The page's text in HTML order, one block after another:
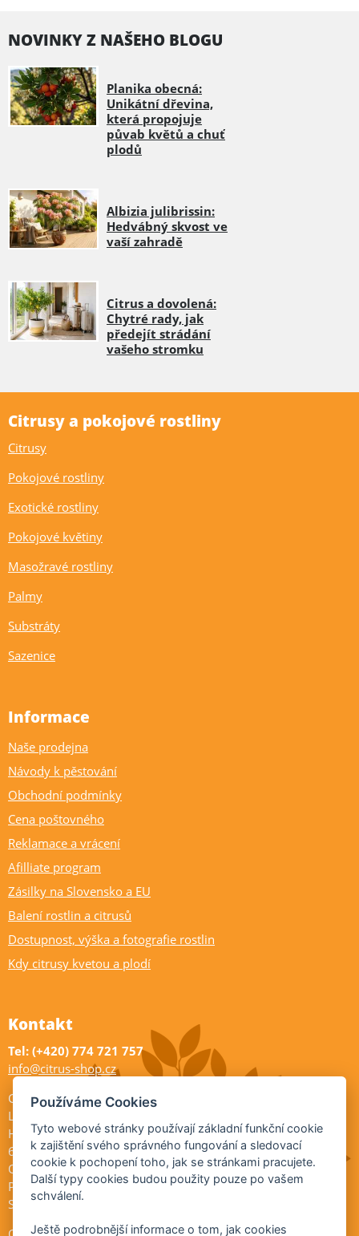
NOVINKY Z NAŠEHO BLOGU
Planika obecná:
Unikátní dřevina,
která propojuje
půvab květů a chuť
plodů
Albizia julibrissin:
Hedvábný skvost ve
vaší zahradě
Citrus a dovolená:
Chytré rady, jak
předejít strádání
vašeho stromku
Citrusy a pokojové rostliny
Citrusy
Pokojové rostliny
Exotické rostliny
Pokojové květiny
Masožravé rostliny
Palmy
Substráty
Sazenice
Informace
Naše prodejna
Návody k pěstování
Obchodní podmínky
Cena poštovného
Reklamace a vrácení
Afilliate program
Zásilky na Slovensko a EU
Balení rostlin a citrusů
Dostupnost, výška a fotografie rostlin
Kdy citrusy kvetou a plodí
Kontakt
Tel: (+420) 774 721 757
info@citrus-shop.cz
Citrus shop zahradnictví
Legionářů 2
Hodonín
695 01
Otevřeno:
Po-Pá 9-17
So 9-11:30
Používáme Cookies
Tyto webové stránky používají základní funkční cookie
k zajištění svého správného fungování a sledovací
cookie k pochopení toho, jak se stránkami pracujete.
Další typy cookies budou použity pouze po vašem
schválení.
Ještě podrobnější informace o tom, jak cookies